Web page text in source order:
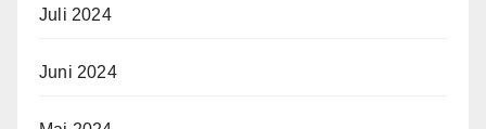
Juli 2024
Juni 2024